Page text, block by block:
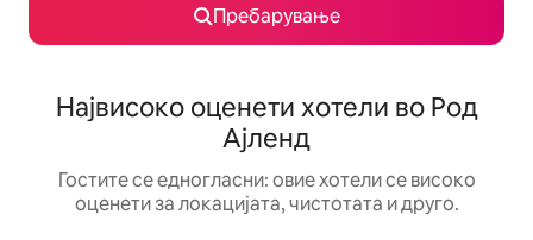
Пребарување
Највисоко оценети хотели во Род
Ајленд
Гостите се едногласни: овие хотели се високо
оценети за локацијата, чистотата и друго.